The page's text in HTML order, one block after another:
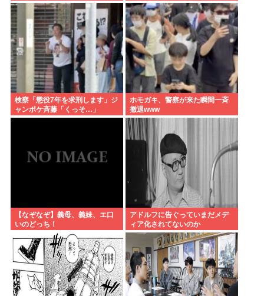
検察「懲役7年を求刑します」ジ
ャンポケ斉藤「くっそ…」
ホモガキ、警察が来た瞬間一斉
撤退www
【なぞなぞ】義母、義妹、エ口
いのどっち！
アドルフに告ぐっていまだメデ
ィア化されてないのか